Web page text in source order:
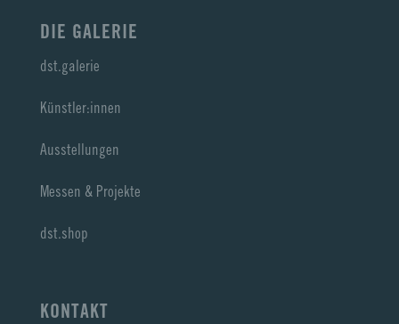
DIE GALERIE
dst.galerie
Künstler:innen
Ausstellungen
Messen & Projekte
dst.shop
KONTAKT